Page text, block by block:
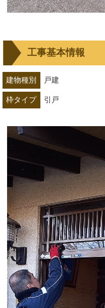
工事基本情報
建物種別 戸建
枠タイプ 引戸